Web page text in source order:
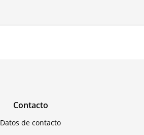
Contacto
Datos de contacto